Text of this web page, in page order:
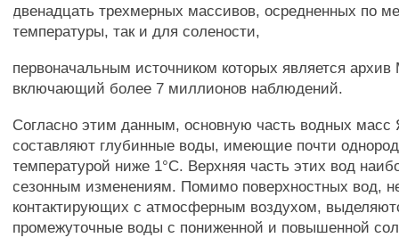
двенадцать трехмерных массивов, осредненных по
температуры, так и для солености,
первоначальным источником которых является архив
включающий более 7 миллионов наблюдений.
Согласно этим данным, основную часть водных масс
составляют глубинные воды, имеющие почти
температурой ниже 1°С. Верхняя часть этих вод
сезонным изменениям. Помимо поверхностных вод,
контактирующих с атмосферным воздухом,
промежуточные воды с пониженной и повышенной